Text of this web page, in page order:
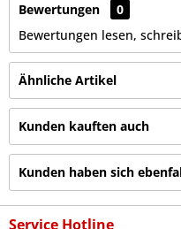
Bewertungen
0
Bewertungen lesen,
Ähnliche Artikel
Kunden kauften auch
Kunden haben sich
Service Hotline